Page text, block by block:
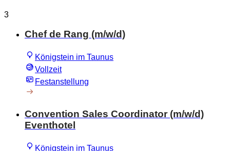
3
Chef de Rang (m/w/d)
Königstein im Taunus
Vollzeit
Festanstellung
Convention Sales Coordinator (m/w/d)
Eventhotel
Königstein im Taunus